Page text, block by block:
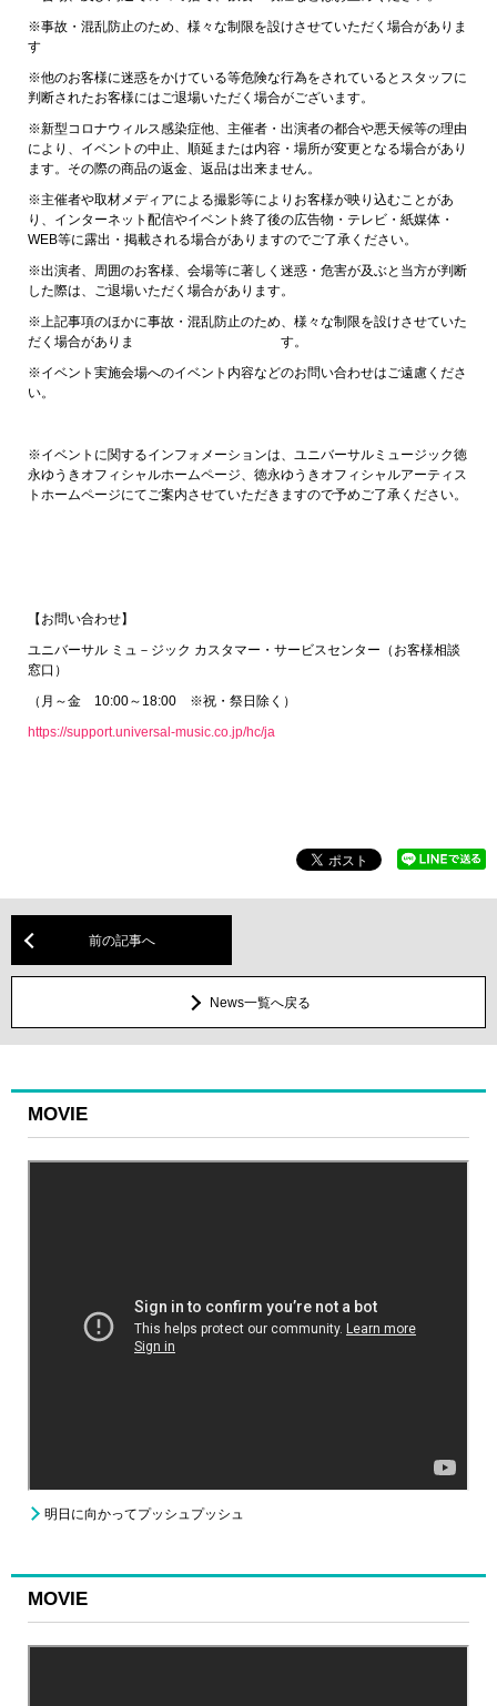
※事故・混乱防止のため、様々な制限を設けさせていただく場合がありま
す
※他のお客様に迷惑をかけている等危険な行為をされているとスタッフに
判断されたお客様にはご退場いただく場合がございます。
※新型コロナウィルス感染症他、主催者・出演者の都合や悪天候等の理由
により、イベントの中止、順延または内容・場所が変更となる場合があり
ます。その際の商品の返金、返品は出来ません。
※主催者や取材メディアによる撮影等によりお客様が映り込むことがあ
り、インターネット配信やイベント終了後の広告物・テレビ・紙媒体・
WEB等に露出・掲載される場合がありますのでご了承ください。
※出演者、周囲のお客様、会場等に著しく迷惑・危害が及ぶと当方が判断
した際は、ご退場いただく場合があります。
※上記事項のほかに事故・混乱防止のため、様々な制限を設けさせていた
だく場合がありま す。
※イベント実施会場へのイベント内容などのお問い合わせはご遠慮くださ
い。
※イベントに関するインフォメーションは、ユニバーサルミュージック徳
永ゆうきオフィシャルホームページ、徳永ゆうきオフィシャルアーティス
トホームページにてご案内させていただきますので予めご了承ください。
【お問い合わせ】
ユニバーサル ミュ－ジック カスタマー・サービスセンター（お客様相談
窓口）
（月～金 10:00～18:00 ※祝・祭日除く）
https://support.universal-music.co.jp/hc/ja
前の記事へ
News一覧へ戻る
MOVIE
明日に向かってプッシュプッシュ
MOVIE